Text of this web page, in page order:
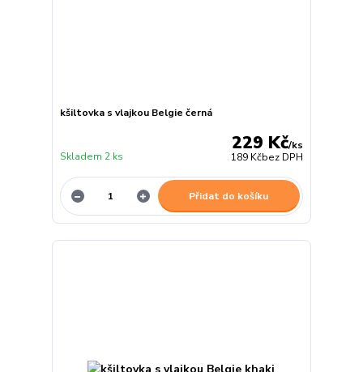
kšiltovka s vlajkou Belgie černá
229 Kč/ks
189 Kčbez DPH
Skladem 2 ks
Přidat do košíku